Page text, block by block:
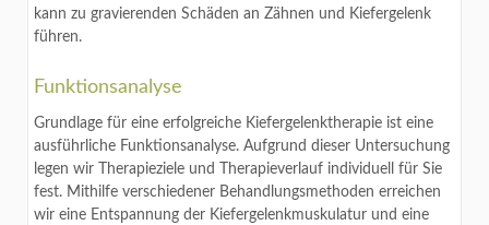
kann zu gravierenden Schäden an Zähnen und Kiefergelenk
führen.
Funktionsanalyse
Grundlage für eine erfolgreiche Kiefergelenktherapie ist eine
ausführliche Funktionsanalyse. Aufgrund dieser Untersuchung
legen wir Therapieziele und Therapieverlauf individuell für Sie
fest. Mithilfe verschiedener Behandlungsmethoden erreichen
wir eine Entspannung der Kiefergelenkmuskulatur und eine